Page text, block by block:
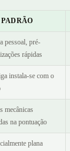
pessoal, pré-
rápidas
instala-se com o
mecânicas
na pontuação
plana